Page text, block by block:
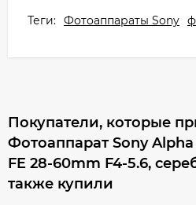
Теги: Фотоаппараты Sony
Покупатели, которые
Фотоаппарат Sony Alpha
FE 28-60mm F4-5.6,
также купили